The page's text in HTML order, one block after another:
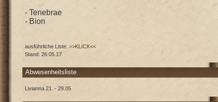
- Tenebrae
- Bion
ausführliche Liste:>>KLICK<<
Stand: 26.05.17
Abwesenheitsliste
Livianna 21. - 29.05